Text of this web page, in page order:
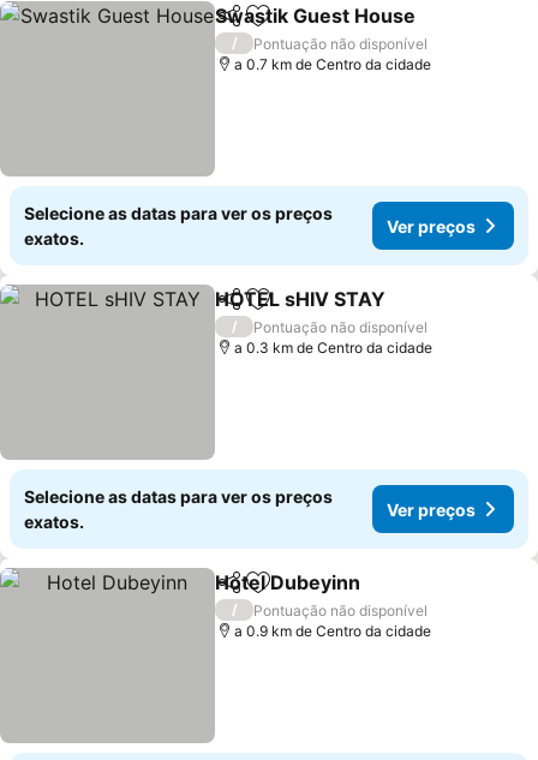
PartilharAdicionar aos favoritos
Swastik Guest House
/
Pontuação não disponível
a 0.7 km de Centro da cidade
Selecione as datas para ver os preços
exatos.
Ver preços
PartilharAdicionar aos favoritos
HOTEL sHIV STAY
/
Pontuação não disponível
a 0.3 km de Centro da cidade
Selecione as datas para ver os preços
exatos.
Ver preços
PartilharAdicionar aos favoritos
Hotel Dubeyinn
/
Pontuação não disponível
a 0.9 km de Centro da cidade